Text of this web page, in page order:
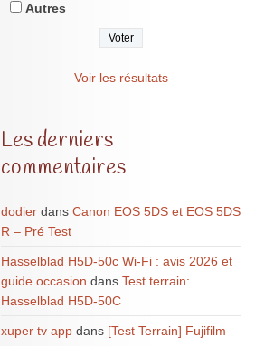
Autres
Voir les résultats
Les derniers
commentaires
dodierdans Canon EOS 5DS et EOS 5DS
R – Pré Test
Hasselblad H5D-50c Wi-Fi : avis 2026 et
guide occasion dans Test terrain:
Hasselblad H5D-50C
xuper tv appdans [Test Terrain] Fujifilm